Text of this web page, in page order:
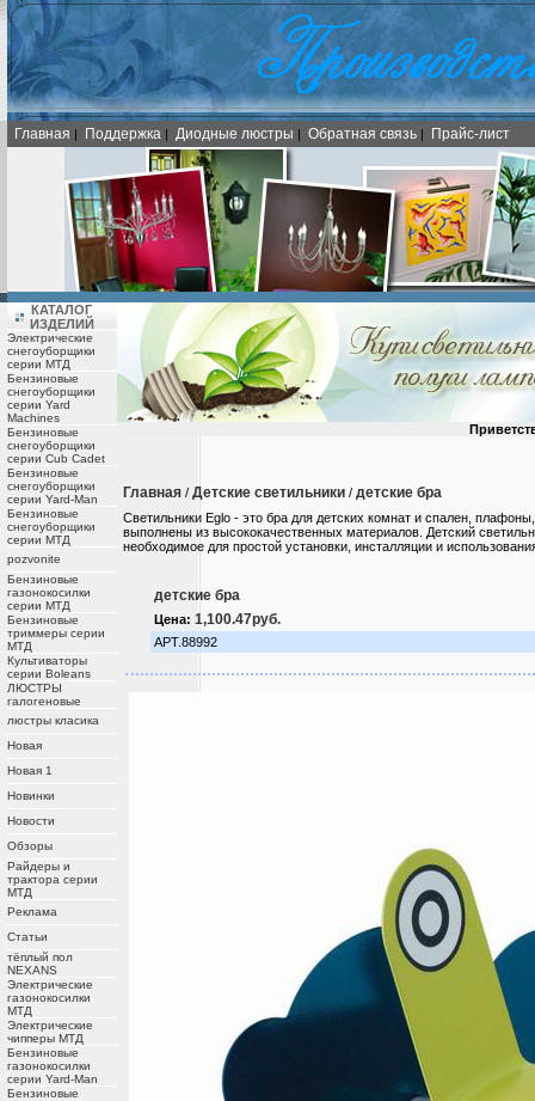
Главная | Поддержка | Диодные люстры | Обратная связь | Прайс-лист
КАТАЛОГ
ИЗДЕЛИЙ
Электрические
снегоуборщики
серии МТД
Бензиновые
снегоуборщики
серии Yard
Machines
Бензиновые
снегоуборщики
серии Cub Cadet
Бензиновые
снегоуборщики
серии Yard-Man
Бензиновые
снегоуборщики
серии МТД
pozvonite
Бензиновые
газонокосилки
серии МТД
Бензиновые
триммеры серии
МТД
Культиваторы
серии Boleans
ЛЮСТРЫ
галогеновые
люстры класика
Новая
Новая 1
Новинки
Новости
Обзоры
Райдеры и
трактора серии
МТД
Реклама
Статьи
тёплый пол
NEXANS
Электрические
газонокосилки
МТД
Электрические
чипперы МТД
Бензиновые
газонокосилки
серии Yard-Man
Бензиновые
Главная / Детские светильники / детские бра
Светильники Eglo - это бра для детских комнат и спален,
выполнены из высококачественных материалов. Детский
необходимое для простой установки, инсталляции и
детские бра
Цена: 1,100.47руб.
АРТ.88992